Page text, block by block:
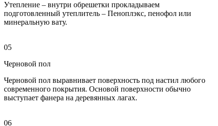
Утепление – внутри обрешетки прокладываем
подготовленный утеплитель – Пеноплэкс, пенофол или
минеральную вату.
05
Черновой пол
Черновой пол выравнивает поверхность под настил любого
современного покрытия. Основой поверхности обычно
выступает фанера на деревянных лагах.
06